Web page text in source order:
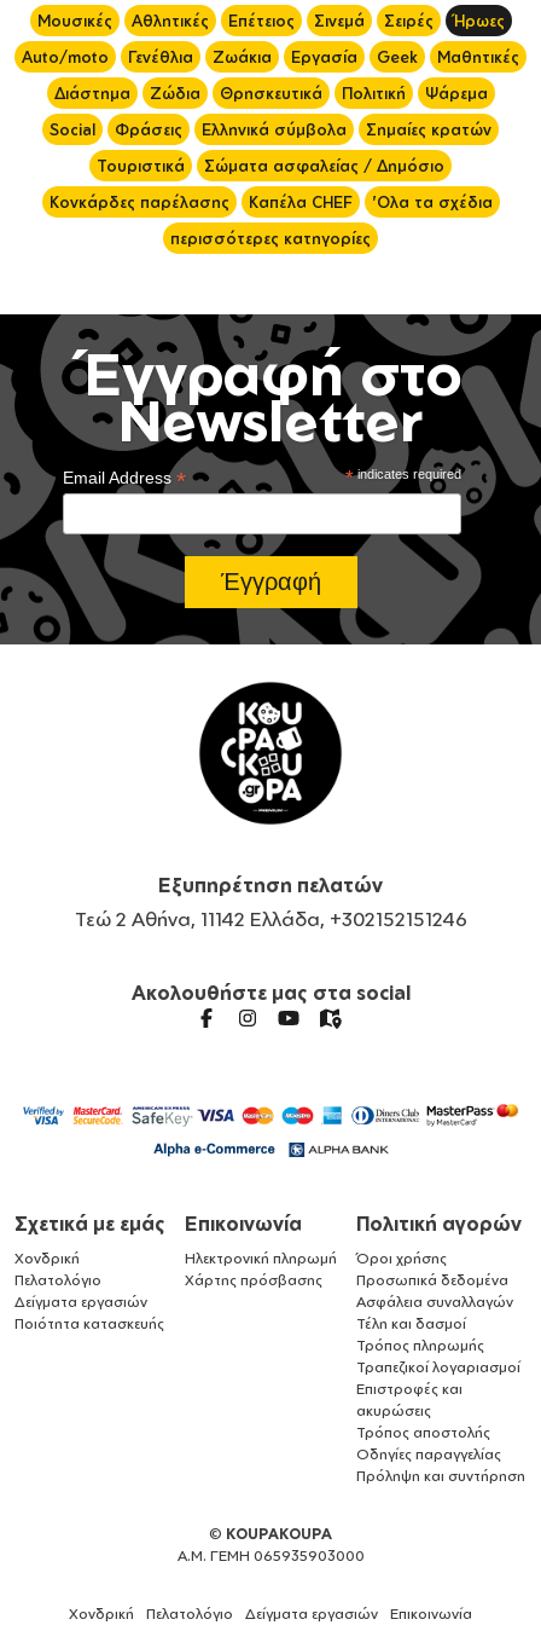
Μουσικές
Αθλητικές Επέτειος Σινεμά Σειρές
Ήρωες
Auto/moto
Γενέθλια Ζωάκια Εργασία Geek
Μαθητικές
Διάστημα
Ζώδια Θρησκευτικά Πολιτική
Ψάρεμα
Social
Φράσεις Ελληνικά σύμβολα
Σημαίες κρατών
Τουριστικά
Σώματα ασφαλείας / Δημόσιο
Κονκάρδες παρέλασης
Καπέλα CHEF
'Ολα τα σχέδια
περισσότερες κατηγορίες
Έγγραφή στο
Newsletter
*indicates required
Email Address*
Εξυπηρέτηση πελατών
Τεώ 2 Αθήνα, 11142 Ελλάδα, +302152151246
Ακολουθήστε μας στα social
Σχετικά με εμάς
Χονδρική
Πελατολόγιο
Δείγματα εργασιών
Ποιότητα κατασκευής
Επικοινωνία
Ηλεκτρονική πληρωμή
Χάρτης πρόσβασης
Πολιτική αγορών
Όροι χρήσης
Προσωπικά δεδομένα
Ασφάλεια συναλλαγών
Τέλη και δασμοί
Τρόπος πληρωμής
Τραπεζικοί λογαριασμοί
Επιστροφές και
ακυρώσεις
Τρόπος αποστολής
Οδηγίες παραγγελίας
Πρόληψη και συντήρηση
© KOUPAKOUPA
Α.Μ. ΓΕΜΗ 065935903000
Χονδρική Πελατολόγιο Δείγματα εργασιών Επικοινωνία